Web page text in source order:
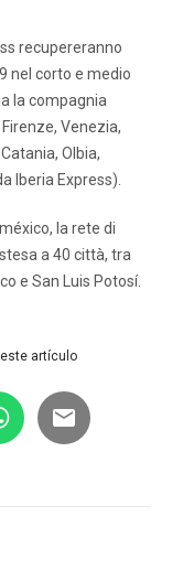
recupereranno
nel corto e medio
la compagnia
Venezia,
Olbia,
Iberia Express).
la rete di
a 40 città, tra
e San Luis Potosí.
artículo